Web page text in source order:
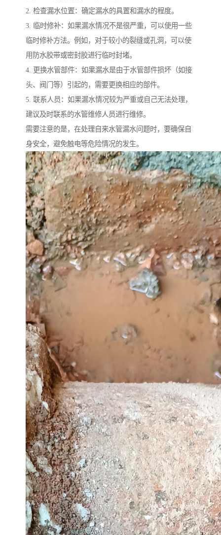
2. 检查漏水位置：确定漏水的具置和漏水的程度。
3. 临时修补：如果漏水情况不是很严重，可以使用一些
临时修补方法。例如，对于较小的裂缝或孔洞，可以使
用防水胶带或密封胶进行临时封堵。
4. 更换水管部件：如果漏水是由于水管部件损坏（如接
头、阀门等）引起的，需要更换相应的部件。
5. 联系人员：如果漏水情况较为严重或自己无法处理，
建议及时联系的水管维修人员进行维修。
需要注意的是，在处理自来水管漏水问题时，要确保自
身安全，避免触电等危险情况的发生。